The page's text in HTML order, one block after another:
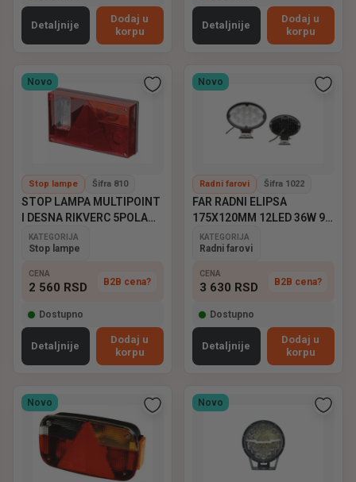
Detaljnije
Dodaj u
korpu
Detaljnije
Dodaj u
korpu
Novo
Stop lampe Šifra 810
STOP LAMPA MULTIPOINT
I DESNA RIKVERC 5POLA
ASPOCK
KATEGORIJA
Stop lampe
CENA
2 560 RSD B2B cena?
Dostupno
Detaljnije
Dodaj u
korpu
Novo
Radni farovi Šifra 1022
FAR RADNI ELIPSA
175X120MM 12LED 36W 9-
60V EMARK
KATEGORIJA
Radni farovi
CENA
3 630 RSD B2B cena?
Dostupno
Detaljnije
Dodaj u
korpu
Novo Novo